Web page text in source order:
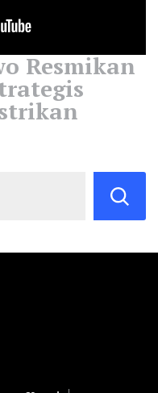
Resmikan